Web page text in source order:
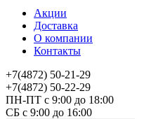
Акции
Доставка
О компании
Контакты
+7(4872) 50-21-29
+7(4872) 50-22-29
ПН-ПТ с 9:00 до 18:00
СБ с 9:00 до 16:00